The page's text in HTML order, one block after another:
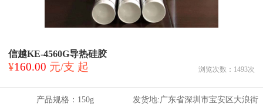
信越KE-4560G导热硅胶
¥160.00 元/支 起 浏览次数： 1493次
产品规格： 150g 发货地:广东省深圳市宝安区大浪街